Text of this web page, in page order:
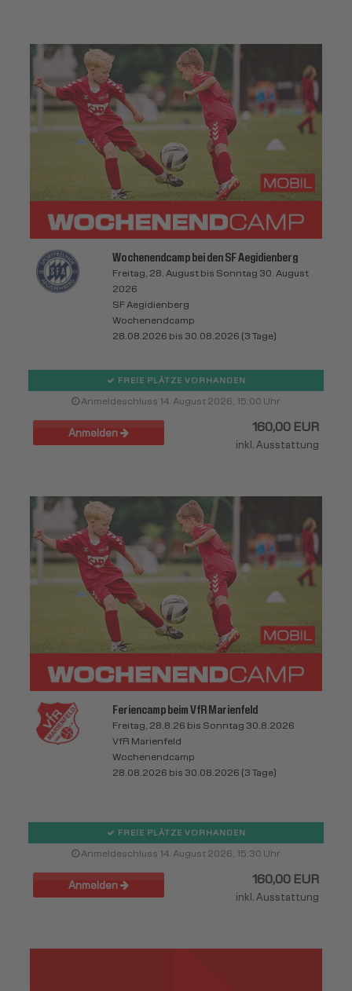
Wochenendcamp bei den SF Aegidienberg
Freitag, 28. August bis Sonntag 30. August
2026
SF Aegidienberg
Wochenendcamp
28.08.2026 bis 30.08.2026 (3 Tage)
FREIE PLÄTZE VORHANDEN
Anmeldeschluss 14. August 2026, 15:00 Uhr
Anmelden 160,00 EUR
inkl. Ausstattung
Feriencamp beim VfR Marienfeld
Freitag, 28.8.26 bis Sonntag 30.8.2026
VfR Marienfeld
Wochenendcamp
28.08.2026 bis 30.08.2026 (3 Tage)
FREIE PLÄTZE VORHANDEN
Anmeldeschluss 14. August 2026, 15:30 Uhr
Anmelden 160,00 EUR
inkl. Ausstattung